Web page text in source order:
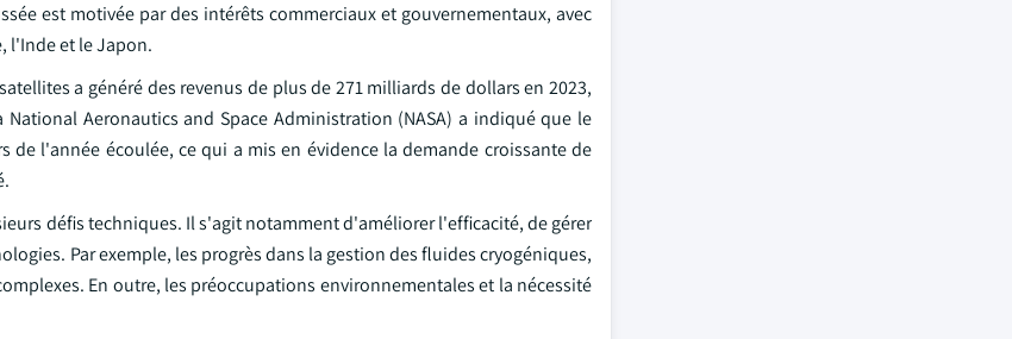
est motivée par des intérêts commerciaux et gouvernementaux, avec
l'Inde et le Japon.
a généré des revenus de plus de 271 milliards de dollars en 2023,
Aeronautics and Space Administration (NASA) a indiqué que le
l'année écoulée, ce qui a mis en évidence la demande croissante de
défis techniques. Il s'agit notamment d'améliorer l'efficacité, de gérer
Par exemple, les progrès dans la gestion des fluides cryogéniques,
En outre, les préoccupations environnementales et la nécessité